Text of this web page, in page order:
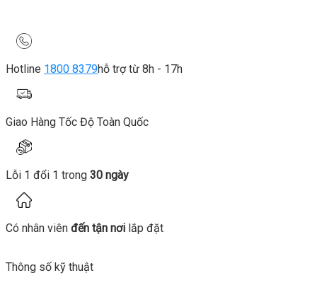
Hotline 1800 8379hỗ trợ từ 8h - 17h
Giao Hàng Tốc Độ Toàn Quốc
Lỗi 1 đổi 1 trong 30 ngày
Có nhân viên đến tận nơi lắp đặt
Thông số kỹ thuật